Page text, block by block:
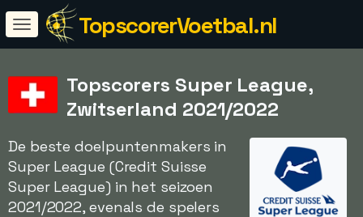
TopscorerVoetbal.nl
Topscorers Super League,
Zwitserland 2021/2022
De beste doelpuntenmakers in
Super League (Credit Suisse
Super League) in het seizoen
2021/2022, evenals de spelers